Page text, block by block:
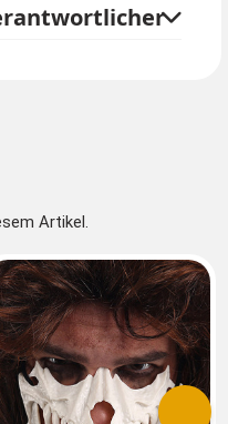
Artikel.